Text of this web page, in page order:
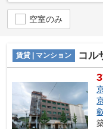
空室のみ
賃貸 | マンション コル
3